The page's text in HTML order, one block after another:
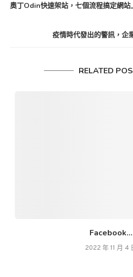
奧丁Odin快速架站，七個流程搞定網站
疫情時代發出的警訊，企
RELATED
Facebook...
2022 年 11 月 4